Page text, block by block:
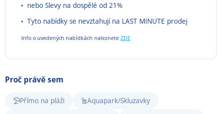
nebo Slevy na dospělé od 21%
Tyto nabídky se nevztahují na LAST MINUTE prodej
Info o uvedených nabídkách naleznete ZDE
Proč právě sem
Přímo na pláži
Aquapark/Skluzavky